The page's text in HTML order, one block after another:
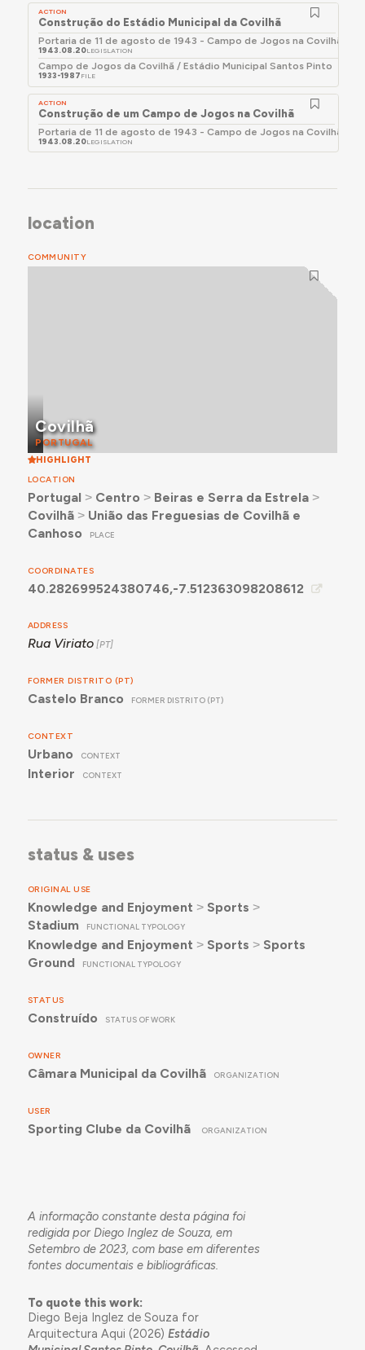
ACTION
Construção do Estádio Municipal da Covilhã
Portaria de 11 de agosto de 1943 - Campo de Jogos na Covilhã
1943.08.20LEGISLATION
Campo de Jogos da Covilhã / Estádio Municipal Santos Pinto
1933-1987 FILE
ACTION
Construção de um Campo de Jogos na Covilhã
Portaria de 11 de agosto de 1943 - Campo de Jogos na Covilhã
1943.08.20LEGISLATION
location
COMMUNITY
Covilhã
PORTUGAL
HIGHLIGHT
LOCATION
Portugal ˃ Centro ˃ Beiras e Serra da Estrela˃
Covilhã˃ União das Freguesias de Covilhã e
Canhoso
PLACE
COORDINATES
40.282699524380746,-7.512363098208612
ADDRESS
Rua Viriato
FORMER DISTRITO (PT)
Castelo Branco FORMER DISTRITO (PT)
CONTEXT
Urbano CONTEXT
Interior CONTEXT
status & uses
ORIGINAL USE
Knowledge and Enjoyment ˃ Sports ˃
Stadium
FUNCTIONAL TYPOLOGY
Knowledge and Enjoyment ˃ Sports ˃ Sports
Ground
FUNCTIONAL TYPOLOGY
STATUS
Construído STATUS OF WORK
OWNER
Câmara Municipal da Covilhã ORGANIZATION
USER
Sporting Clube da Covilhã ORGANIZATION
A informação constante desta página foi
redigida por Diego Inglez de Souza, em
Setembro de 2023, com base em diferentes
fontes documentais e bibliográficas.
To quote this work:
Diego Beja Inglez de Souza for
Arquitectura Aqui (2026) Estádio